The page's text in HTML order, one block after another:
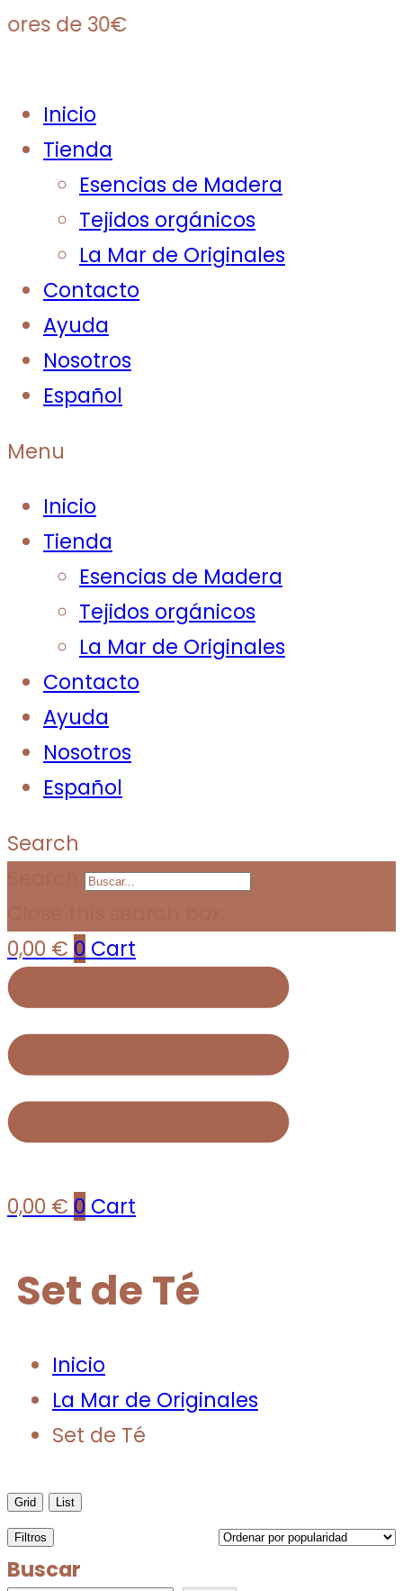
de 30€
Inicio
Tienda
Esencias de Madera
Tejidos orgánicos
La Mar de Originales
Contacto
Ayuda
Nosotros
Español
Menu
Inicio
Tienda
Esencias de Madera
Tejidos orgánicos
La Mar de Originales
Contacto
Ayuda
Nosotros
Español
Search
0,00 € 0 Cart
0,00 € 0 Cart
Set de Té
Inicio
La Mar de Originales
Set de Té
Grid List
Filtros
Buscar